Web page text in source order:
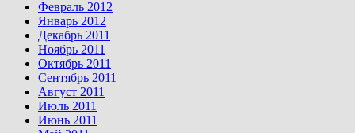
Февраль 2012
Январь 2012
Декабрь 2011
Ноябрь 2011
Октябрь 2011
Сентябрь 2011
Август 2011
Июль 2011
Июнь 2011